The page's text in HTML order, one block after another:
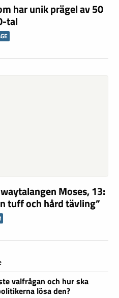
har unik prägel av 50
tal
Moses, 13:
tuff och hård tävling”
valfrågan och hur ska
lösa den?